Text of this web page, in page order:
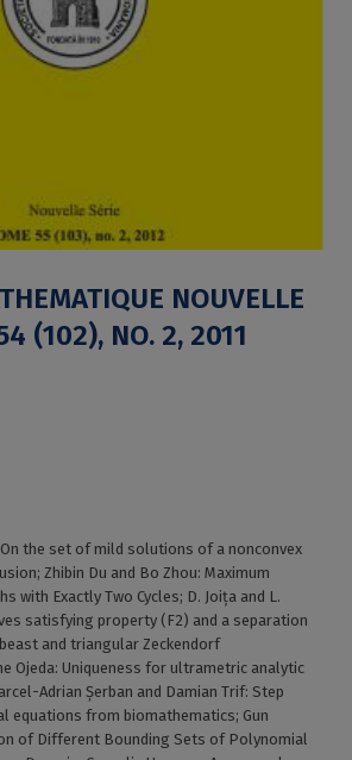
NOUVELLE
(102), NO. 2, 2011
On the set of mild solutions of a nonconvex
Zhibin Du and Bo Zhou: Maximum
with Exactly Two Cycles; D. Joița and L.
satisfying property (F2) and a separation
and triangular Zeckendorf
Ojeda: Uniqueness for ultrametric analytic
Adrian Șerban and Damian Trif: Step
equations from biomathematics; Gun
of Different Bounding Sets of Polynomial